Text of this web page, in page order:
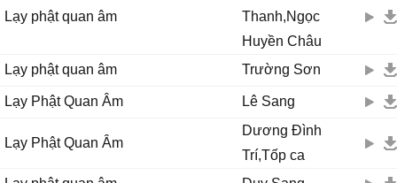
Lạy phật quan âm
Thanh,Ngọc
Huyền Châu
Lạy phật quan âm
Trường Sơn
Lạy Phật Quan Âm Lê Sang
Lạy Phật Quan Âm
Dương Đình
Trí,Tốp ca